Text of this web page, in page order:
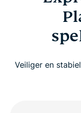
Een VPN
Veiliger en